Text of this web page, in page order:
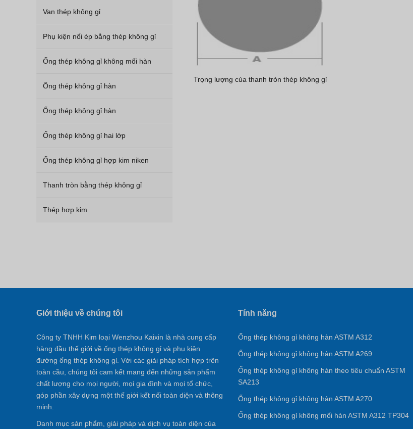
Trọng lượng của thanh tròn thép không gỉ
Van thép không gỉ
Phụ kiện nối ép bằng thép không gỉ
Ống thép không gỉ không mối hàn
Ống thép không gỉ hàn
Ống thép không gỉ hàn
Ống thép không gỉ hai lớp
Ống thép không gỉ hợp kim niken
Thanh tròn bằng thép không gỉ
Thép hợp kim
Giới thiệu về chúng tôi
Công ty TNHH Kim loại Wenzhou Kaixin là nhà cung cấp
hàng đầu thế giới về ống thép không gỉ và phụ kiện
đường ống thép không gỉ. Với các giải pháp tích hợp trên
toàn cầu, chúng tôi cam kết mang đến những sản phẩm
chất lượng cho mọi người, mọi gia đình và mọi tổ chức,
góp phần xây dựng một thế giới kết nối toàn diện và thông
minh.
Danh mục sản phẩm, giải pháp và dịch vụ toàn diện của
Tính năng
Ống thép không gỉ không hàn ASTM A312
Ống thép không gỉ không hàn ASTM A269
Ống thép không gỉ không hàn theo tiêu chuẩn ASTM
SA213
Ống thép không gỉ không hàn ASTM A270
Ống thép không gỉ không mối hàn ASTM A312 TP304